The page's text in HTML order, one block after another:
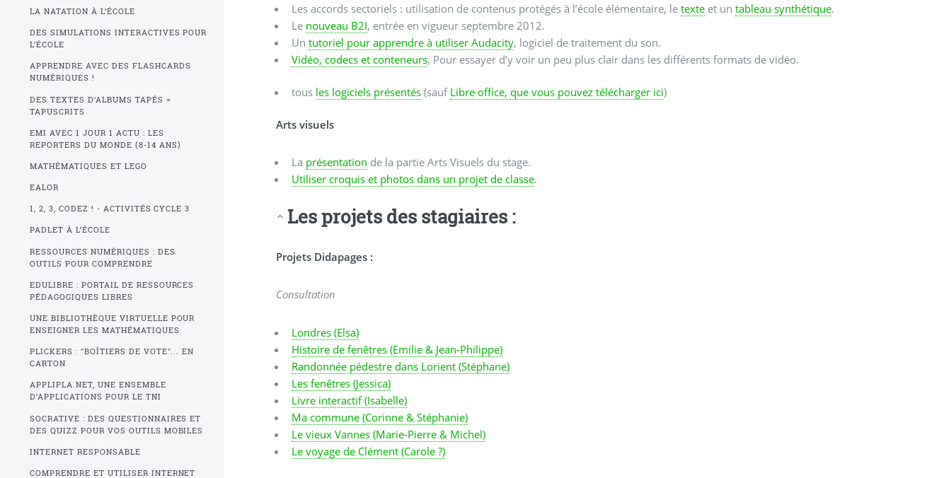
Les accords sectoriels : utilisation de contenus protégés à l’école élémentaire, letexte et untableau synthétique.
Le nouveau B2I, entrée en vigueur septembre 2012.
Untutoriel pour apprendre à utiliser Audacity, logiciel de traitement du son.
Vidéo, codecs et conteneurs, Pour essayer d’y voir un peu plus clair dans les différents formats de vidéo.
tous les logiciels présentés (sauf Libre office, que vous pouvez télécharger ici)
Arts visuels
La présentation de la partie Arts Visuels du stage.
Utiliser croquis et photos dans un projet de classe.
Les projets des stagiaires :
Projets Didapages :
Consultation
Londres (Elsa)
Histoire de fenêtres (Emilie & Jean-Philippe)
Randonnée pédestre dans Lorient (Stéphane)
Les fenêtres (Jessica)
Livre interactif (Isabelle)
Ma commune (Corinne & Stéphanie)
Le vieux Vannes (Marie-Pierre & Michel)
Le voyage de Clément (Carole ?)
LA NATATION À L’ÉCOLE
DES SIMULATIONS INTERACTIVES POUR
L’ÉCOLE
APPRENDRE AVEC DES FLASHCARDS
NUMÉRIQUES !
DES TEXTES D’ALBUMS TAPÉS =
TAPUSCRITS
EMI AVEC 1 JOUR 1 ACTU : LES
REPORTERS DU MONDE (8-14 ANS)
MATHÉMATIQUES ET LEGO
EALOR
1, 2, 3, CODEZ ! - ACTIVITÉS CYCLE 3
PADLET À L’ÉCOLE
RESSOURCES NUMÉRIQUES : DES
OUTILS POUR COMPRENDRE
EDULIBRE : PORTAIL DE RESSOURCES
PÉDAGOGIQUES LIBRES
UNE BIBLIOTHÈQUE VIRTUELLE POUR
ENSEIGNER LES MATHÉMATIQUES
PLICKERS : "BOÎTIERS DE VOTE"... EN
CARTON
APPLIPLA.NET, UNE ENSEMBLE
D’APPLICATIONS POUR LE TNI
SOCRATIVE : DES QUESTIONNAIRES ET
DES QUIZZ POUR VOS OUTILS MOBILES
INTERNET RESPONSABLE
COMPRENDRE ET UTILISER INTERNET